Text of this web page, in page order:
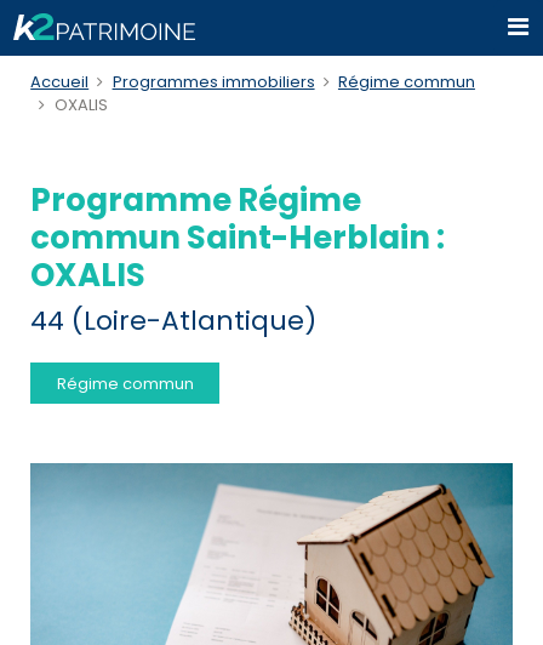
Accueil Programmes immobiliers
Régime commun
OXALIS
Programme Régime
commun Saint-Herblain :
OXALIS
44 (Loire-Atlantique)
Régime commun